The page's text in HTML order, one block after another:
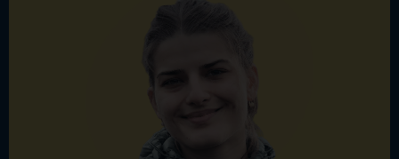
Ahoj, jsem Alica, Slovenka žijící v Praze. Když
soutěžím v hospodských kvízech. Zbožňuji Pána
prstenů, svoje pokojovky a odpočinkové aktivity
všeho druhu. Nesnáším, když zbankrotuji
v roce 2018 na Slovensku a od té doby v nich